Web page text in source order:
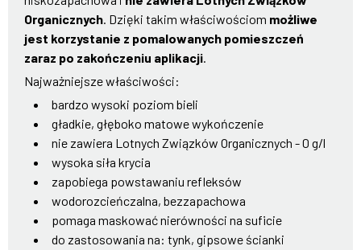
Organicznych. Dzięki takim właściwościom możliwe
jest korzystanie z pomalowanych pomieszczeń
zaraz po zakończeniu aplikacji.
Najważniejsze właściwości:
bardzo wysoki poziom bieli
gładkie, głęboko matowe wykończenie
nie zawiera Lotnych Związków Organicznych - 0 g/l
wysoka siła krycia
zapobiega powstawaniu refleksów
wodorozcieńczalna, bezzapachowa
pomaga maskować nierówności na suficie
do zastosowania na: tynk, gipsowe ścianki